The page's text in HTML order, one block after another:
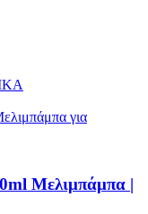
Μελιμπάμπα |